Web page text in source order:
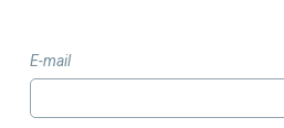
E-mail